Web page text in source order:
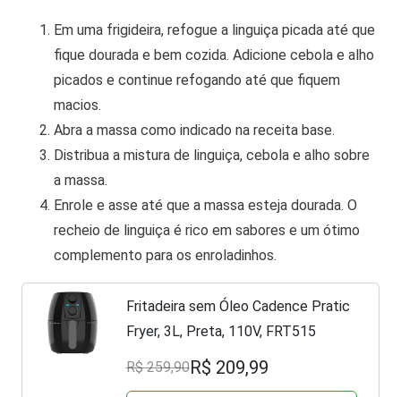
Em uma frigideira, refogue a linguiça picada até que
fique dourada e bem cozida. Adicione cebola e alho
picados e continue refogando até que fiquem
macios.
Abra a massa como indicado na receita base.
Distribua a mistura de linguiça, cebola e alho sobre
a massa.
Enrole e asse até que a massa esteja dourada. O
recheio de linguiça é rico em sabores e um ótimo
complemento para os enroladinhos.
Fritadeira sem Óleo Cadence Pratic
Fryer, 3L, Preta, 110V, FRT515
R$ 259,90R$ 209,99